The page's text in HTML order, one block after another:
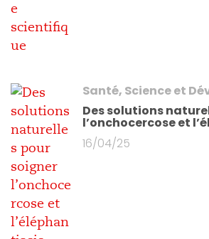
Santé, Science et
Des solutions
l’onchocercose et
16/04/25